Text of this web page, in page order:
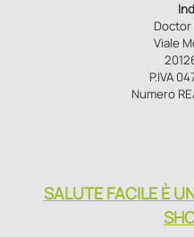
Doctor
Viale
P.IVA
Numero
SALUTE FACILE È